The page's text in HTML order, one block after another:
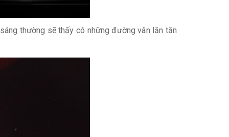
thường sẽ thấy có những đường vân lăn tăn